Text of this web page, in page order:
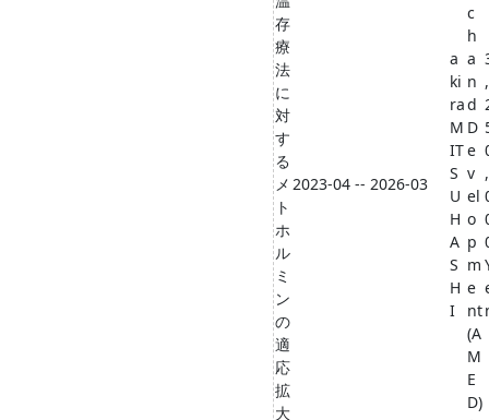
存
療
法
に
対
す
る
メ
ト
ホ
ル
ミ
ン
の
適
応
拡
大
2023-04 -- 2026-03
a
ki
ra
M
IT
S
U
H
A
S
H
I
c
h
a
n
d
D
e
v
el
o
p
m
e
nt
(A
M
E
D)
,
,